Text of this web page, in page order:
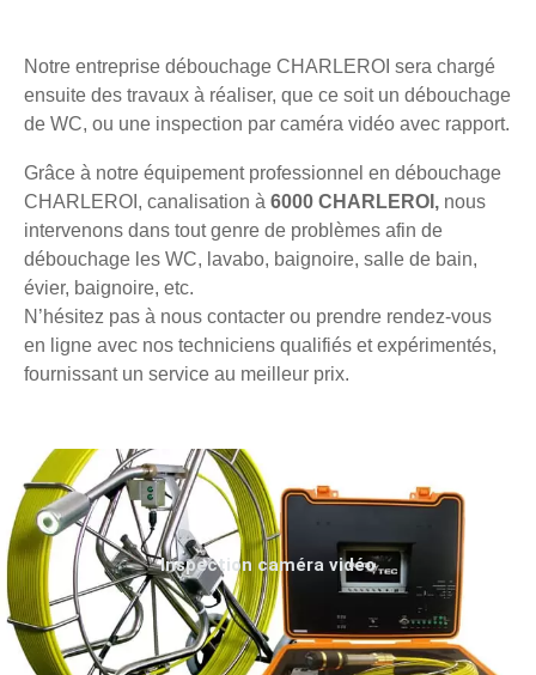
Notre entreprise débouchage CHARLEROI sera chargé
ensuite des travaux à réaliser, que ce soit un débouchage
de WC, ou une inspection par caméra vidéo avec rapport.
Grâce à notre équipement professionnel en débouchage
CHARLEROI, canalisation à 6000 CHARLEROI, nous
intervenons dans tout genre de problèmes afin de
débouchage les WC, lavabo, baignoire, salle de bain,
évier, baignoire, etc.
N’hésitez pas à nous contacter ou prendre rendez-vous
en ligne avec nos techniciens qualifiés et expérimentés,
fournissant un service au meilleur prix.
Inspection caméra vidéo